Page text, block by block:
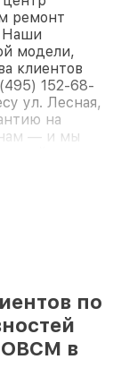
ремонт
Наши
модели,
клиентов
152-68-
ул. Лесная,
на
нам — и мы
по
в